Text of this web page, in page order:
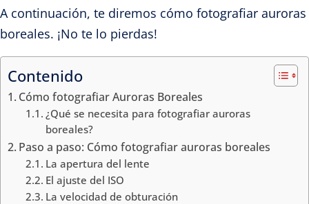
A continuación, te diremos cómo fotografiar auroras
boreales. ¡No te lo pierdas!
Contenido
Cómo fotografiar Auroras Boreales
¿Qué se necesita para fotografiar auroras
boreales?
Paso a paso: Cómo fotografiar auroras boreales
La apertura del lente
El ajuste del ISO
La velocidad de obturación